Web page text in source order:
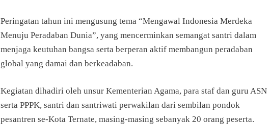
Peringatan tahun ini mengusung tema “Mengawal Indonesia Merdeka
Menuju Peradaban Dunia”, yang mencerminkan semangat santri dalam
menjaga keutuhan bangsa serta berperan aktif membangun peradaban
global yang damai dan berkeadaban.
Kegiatan dihadiri oleh unsur Kementerian Agama, para staf dan guru ASN
serta PPPK, santri dan santriwati perwakilan dari sembilan pondok
pesantren se-Kota Ternate, masing-masing sebanyak 20 orang peserta.